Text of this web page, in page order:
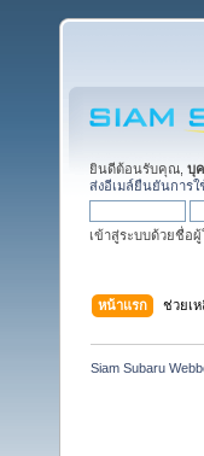
ยินดีต้อนรับคุณ, บุ
ส่งอีเมล์ยืนยันการใ
เข้าสู่ระบบด้วยชื่อ
หน้าแรก ช่วยเห
Siam Subaru